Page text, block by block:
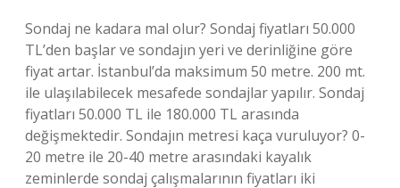
Sondaj ne kadara mal olur? Sondaj fiyatları 50.000
TL’den başlar ve sondajın yeri ve derinliğine göre
fiyat artar. İstanbul’da maksimum 50 metre. 200 mt.
ile ulaşılabilecek mesafede sondajlar yapılır. Sondaj
fiyatları 50.000 TL ile 180.000 TL arasında
değişmektedir. Sondajın metresi kaça vuruluyor? 0-
20 metre ile 20-40 metre arasındaki kayalık
zeminlerde sondaj çalışmalarının fiyatları iki